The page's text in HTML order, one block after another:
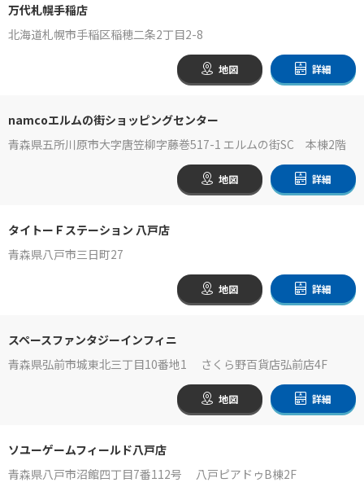
万代札幌手稲店
北海道札幌市手稲区稲穂二条2丁目2-8
地図 詳細
namcoエルムの街ショッピングセンター
青森県五所川原市大字唐笠柳字藤巻517-1 エルムの街SC 本棟2階
地図 詳細
タイトーＦステーション 八戸店
青森県八戸市三日町27
地図 詳細
スペースファンタジーインフィニ
青森県弘前市城東北三丁目10番地1 さくら野百貨店弘前店4F
地図 詳細
ソユーゲームフィールド八戸店
青森県八戸市沼館四丁目7番112号 八戸ピアドゥB棟2F